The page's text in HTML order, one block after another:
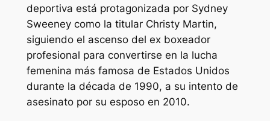
deportiva está protagonizada por Sydney
Sweeney como la titular Christy Martin,
siguiendo el ascenso del ex boxeador
profesional para convertirse en la lucha
femenina más famosa de Estados Unidos
durante la década de 1990, a su intento de
asesinato por su esposo en 2010.